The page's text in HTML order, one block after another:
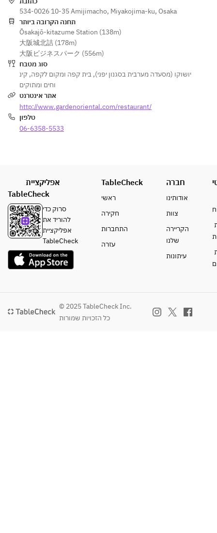
※写真はイメ
ージです。
※仕入れ状況
により、内
容が一部変
更となる場
合がござい
ます。あら
かじめご了
承くださ
い。
never gets
The mellow
salt gently
bitterness
of the
cheese.
wonderfully
with coffee
well as dark
red wines,
and spirits
534-0026 10-35 Amijimacho, Miyakojima-ku, Osaka
תחנה הקרובה ביותר
Ōsakajō-kitazume Station (138m)
大阪城北詰 (178m)
大阪ビジネスパーク (556m)
סוג מטבח
יושוקו (מסעדה מערבית בסגנון יפני), בית קפה ומקום לקפה, קינ
וחים ומתוקים
אתר אינטרנט
http://www.gardenoriental.com/restaurant/
טלפון
06-6358-5533
אפליקציית
TableCheck
סרוק כדי
להוריד את
אפליקציית
TableCheck
TableCheck
ראשי
חקירה
התחברות
עזרה
חברה
אודותינו
צוות
הקריירה
שלנו
עיתונות
© 2025 TableCheck Inc.
כל הזכויות שמורות